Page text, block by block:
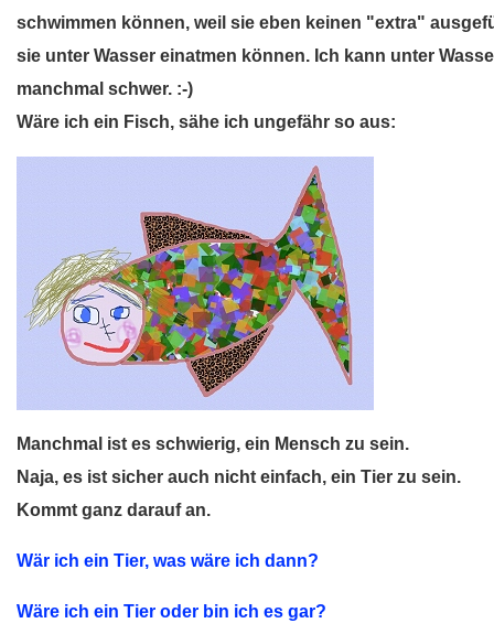
schwimmen können, weil sie eben keinen "extra"
sie unter Wasser einatmen können. Ich kann unter
manchmal schwer. :-)
Wäre ich ein Fisch, sähe ich ungefähr so aus:
Manchmal ist es schwierig, ein Mensch zu sein.
Naja, es ist sicher auch nicht einfach, ein Tier zu sein.
Kommt ganz darauf an.
Wär ich ein Tier, was wäre ich dann?
Wäre ich ein Tier oder bin ich es gar?